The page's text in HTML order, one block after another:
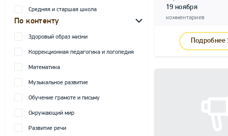
Средняя и старшая школа
По контенту
Здоровый образ жизни
Коррекционная педагогика и логопедия
Математика
Музыкальное развитие
Обучение грамоте и письму
Окружающий мир
Развитие речи
19 ноября
комментариев
Подробнее